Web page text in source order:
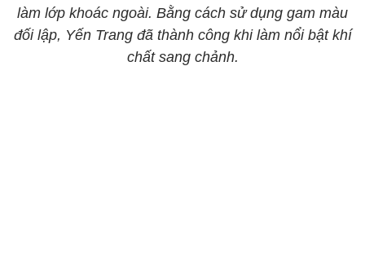
làm lớp khoác ngoài. Bằng cách sử dụng gam màu
đối lập, Yến Trang đã thành công khi làm nổi bật khí
chất sang chảnh.